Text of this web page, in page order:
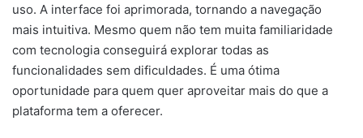
uso. A interface foi aprimorada, tornando a navegação
mais intuitiva. Mesmo quem não tem muita familiaridade
com tecnologia conseguirá explorar todas as
funcionalidades sem dificuldades. É uma ótima
oportunidade para quem quer aproveitar mais do que a
plataforma tem a oferecer.